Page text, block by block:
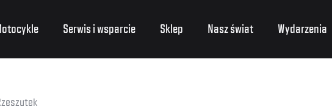
Serwis i wsparcie Sklep Nasz świat Wydarzenia